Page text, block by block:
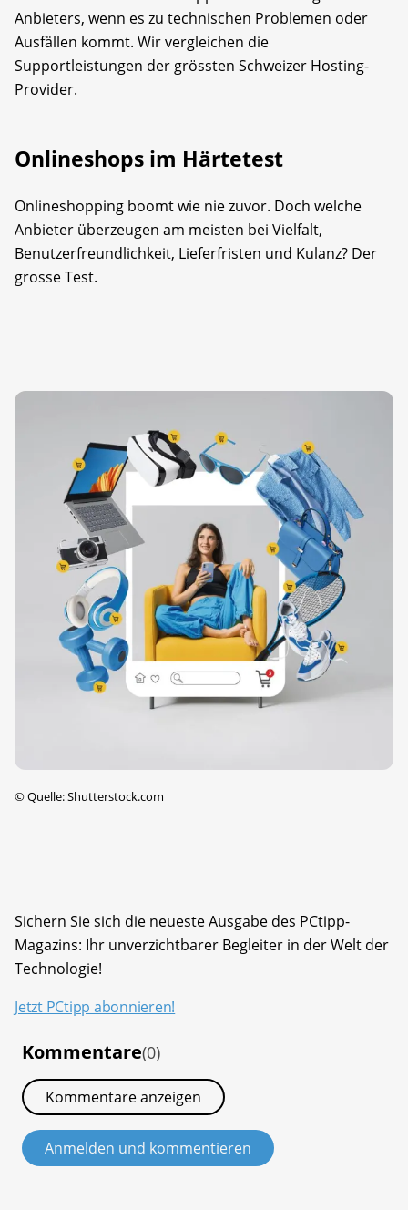
Anbieters, wenn es zu technischen Problemen oder
Ausfällen kommt. Wir vergleichen die
Supportleistungen der grössten Schweizer Hosting-
Provider.
Onlineshops im Härtetest
Onlineshopping boomt wie nie zuvor. Doch welche
Anbieter überzeugen am meisten bei Vielfalt,
Benutzerfreundlichkeit, Lieferfristen und Kulanz? Der
grosse Test.
©Quelle: Shutterstock.com
Sichern Sie sich die neueste Ausgabe des PCtipp-
Magazins: Ihr unverzichtbarer Begleiter in der Welt der
Technologie!
Jetzt PCtipp abonnieren!
Kommentare(0)
Kommentare anzeigen
Anmelden und kommentieren